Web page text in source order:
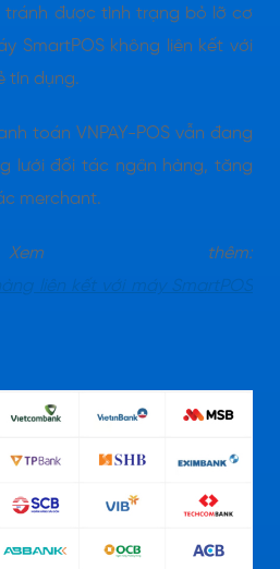
được tình trạng bỏ lỡ cơ
SmartPOS không liên kết với
tín dụng.
toán VNPAY-POS vẫn đang
lưới đối tác ngân hàng, tăng
merchant.
thêm:
liên kết với máy SmartPOS